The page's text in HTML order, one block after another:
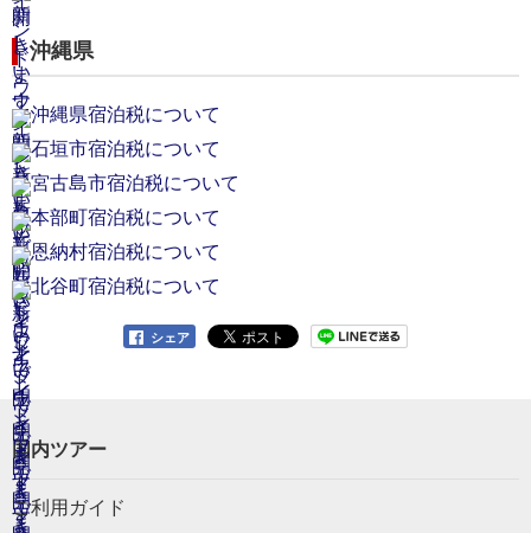
沖縄県
沖縄県宿泊税について
石垣市宿泊税について
宮古島市宿泊税について
本部町宿泊税について
恩納村宿泊税について
北谷町宿泊税について
シェア
国内ツアー
ご利用ガイド